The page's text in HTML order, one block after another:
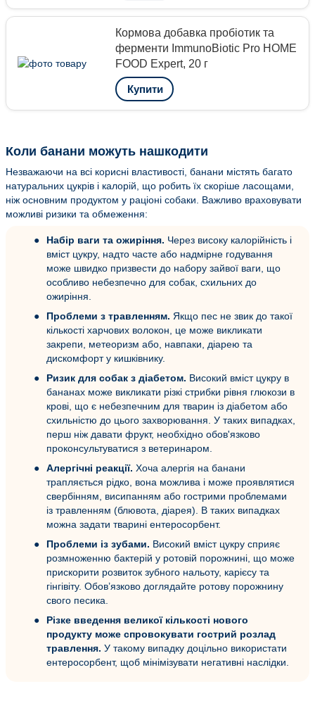
Кормова добавка пробіотик та
ферменти ImmunoBiotic Pro HOME
FOOD Expert, 20 г
Купити
Коли банани можуть нашкодити
Незважаючи на всі корисні властивості, банани містять багато
натуральних цукрів і калорій, що робить їх скоріше ласощами,
ніж основним продуктом у раціоні собаки. Важливо враховувати
можливі ризики та обмеження:
Набір ваги та ожиріння. Через високу калорійність і
вміст цукру, надто часте або надмірне годування
може швидко призвести до набору зайвої ваги, що
особливо небезпечно для собак, схильних до
ожиріння.
Проблеми з травленням. Якщо пес не звик до такої
кількості харчових волокон, це може викликати
закрепи, метеоризм або, навпаки, діарею та
дискомфорт у кишківнику.
Ризик для собак з діабетом. Високий вміст цукру в
бананах може викликати різкі стрибки рівня глюкози в
крові, що є небезпечним для тварин із діабетом або
схильністю до цього захворювання. У таких випадках,
перш ніж давати фрукт, необхідно обов'язково
проконсультуватися з ветеринаром.
Алергічні реакції. Хоча алергія на банани
трапляється рідко, вона можлива і може проявлятися
свербінням, висипанням або гострими проблемами
із травленням (блювота, діарея). В таких випадках
можна задати тварині ентеросорбент.
Проблеми із зубами. Високий вміст цукру сприяє
розмноженню бактерій у ротовій порожнині, що може
прискорити розвиток зубного нальоту, карієсу та
гінгівіту. Обов’язково доглядайте ротову порожнину
свого песика.
Різке введення великої кількості нового
продукту може спровокувати гострий розлад
травлення. У такому випадку доцільно використати
ентеросорбент, щоб мінімізувати негативні наслідки.